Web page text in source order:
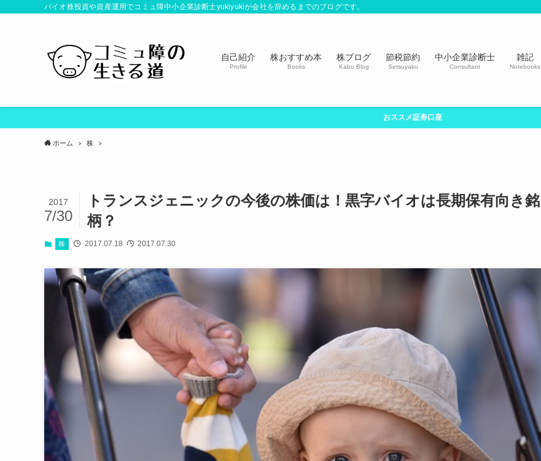
バイオ株投資や資産運用でコミュ障中小企業診断士yukiyukiが会社を辞めるまでのブログです。
自己紹介
Profile
株おすすめ本
Books
株ブログ
Kabu Blog
節税節約
Setsuyaku
中小企業診断士
Consultant
雑記
Notebooks
おススメ証券口座
ホーム 株
トランスジェニックの今後の株価は！黒字バイオは長期保有向き銘
柄？
2017
7/30
株 2017.07.18 2017.07.30